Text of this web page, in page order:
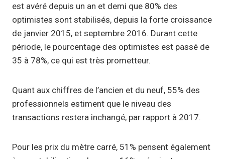
est avéré depuis un an et demi que 80% des
optimistes sont stabilisés, depuis la forte croissance
de janvier 2015, et septembre 2016. Durant cette
période, le pourcentage des optimistes est passé de
35 à 78%, ce qui est très prometteur.
Quant aux chiffres de l’ancien et du neuf, 55% des
professionnels estiment que le niveau des
transactions restera inchangé, par rapport à 2017.
Pour les prix du mètre carré, 51% pensent également